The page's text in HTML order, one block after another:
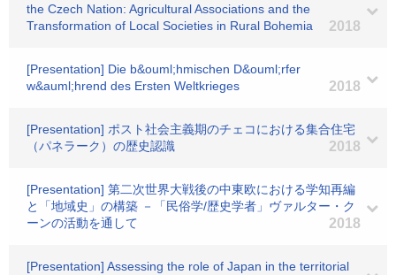
the Czech Nation: Agricultural Associations and the
Transformation of Local Societies in Rural Bohemia
2018
[Presentation] Die b&ouml;hmischen D&ouml;rfer
w&auml;hrend des Ersten Weltkrieges
2018
[Presentation] ポスト社会主義期のチェコにおける集合住宅
（パネラーク）の歴史認識
2018
[Presentation] 第二次世界大戦後の中東欧における学知再編
と「地域史」の構築 －「民俗学/歴史学者」ヴァルター・ク
ーンの活動を通して
2018
[Presentation] Assessing the role of Japan in the territorial